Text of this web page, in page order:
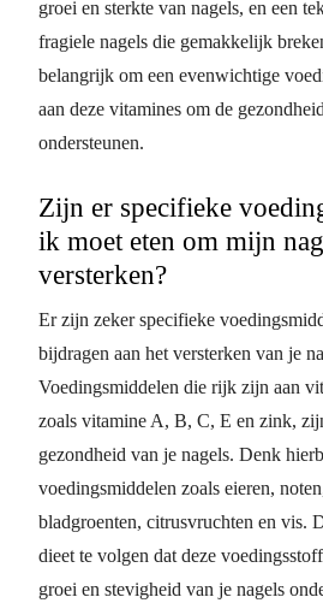
groei en sterkte van nagels, en een
fragiele nagels die gemakkelijk
belangrijk om een evenwichtige
aan deze vitamines om de
ondersteunen.
Zijn er specifieke
ik moet eten om mijn
versterken?
Er zijn zeker specifieke
bijdragen aan het versterken van je
Voedingsmiddelen die rijk zijn aan
zoals vitamine A, B, C, E en zink,
gezondheid van je nagels. Denk
voedingsmiddelen zoals eieren,
bladgroenten, citrusvruchten en vis.
dieet te volgen dat deze
groei en stevigheid van je nagels